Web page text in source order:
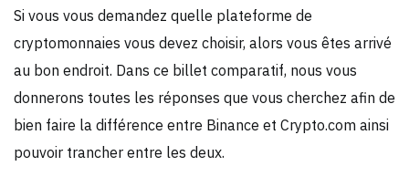
Si vous vous demandez quelle plateforme de
cryptomonnaies vous devez choisir, alors vous êtes arrivé
au bon endroit. Dans ce billet comparatif, nous vous
donnerons toutes les réponses que vous cherchez afin de
bien faire la différence entre Binance et Crypto.com ainsi
pouvoir trancher entre les deux.